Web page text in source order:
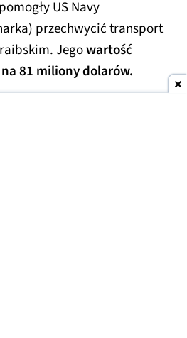
US Navy
przechwycić transport
Jegowartość
81 miliony dolarów.